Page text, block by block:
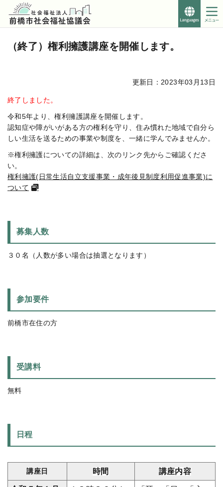
Foreign
Languages
（終了）権利擁護講座を開催します。
更新日：2023年03月13日
終了しました。
令和5年より、権利擁護講座を開催します。
認知症や障がいがある方の権利を守り、住み慣れた地域で自分ら
しい生活を送るための事業や制度を、一緒に学んでみませんか。
※権利擁護についての詳細は、次のリンク先からご確認くださ
い。
権利擁護(日常生活自立支援事業・成年後見制度利用促進事業)に
ついて
募集人数
３０名（人数が多い場合は抽選となります）
参加要件
前橋市在住の方
受講料
無料
日程
講座日 時間 講座内容